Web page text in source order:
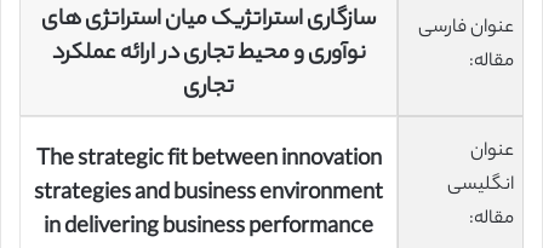
عنوان فارسی
مقاله:
سازگاری استراتژیک میان استراتژی های
نوآوری و محیط تجاری در ارائه عملکرد
تجاری
عنوان
انگلیسی
مقاله:
The strategic fit between innovation
strategies and business environment
in delivering business performance